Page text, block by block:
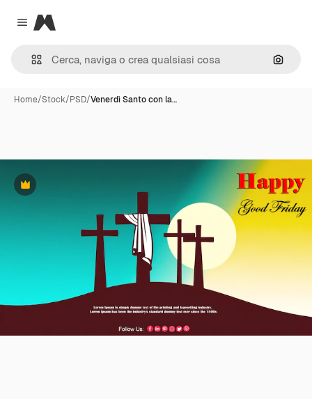
Close menu
Magnific
Cerca
Home/Stock/PSD/Venerdì Santo con la…
Premium